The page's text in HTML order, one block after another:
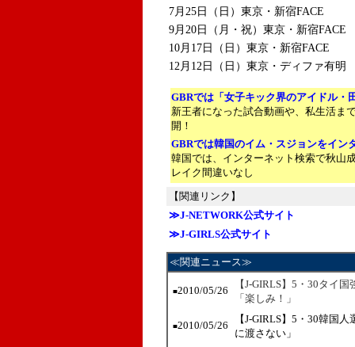
7月25日（日）東京・新宿FACE
9月20日（月・祝）東京・新宿FACE
10月17日（日）東京・新宿FACE
12月12日（日）東京・ディファ有明
GBRでは「女子キック界のアイドル・
新王者になった試合動画や、私生活ま
開！
GBRでは韓国のイム・スジョンをイン
韓国では、インターネット検索で秋山
レイク間違いなし
【関連リンク】
≫J-NETWORK公式サイト
≫J-GIRLS公式サイト
≪関連ニュース≫
■2010/05/26
【J-GIRLS】5・30タイ
「楽しみ！」
■2010/05/26
【J-GIRLS】5・30韓国
に渡さない」